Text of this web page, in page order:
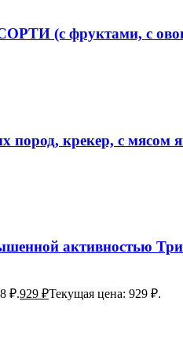
(с фруктами, с
крекер, с мясом
активностью
₽.929 ₽Текущая цена: 929 ₽.